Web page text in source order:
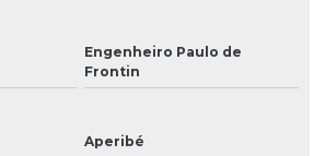
Engenheiro Paulo de
Frontin
Aperibé